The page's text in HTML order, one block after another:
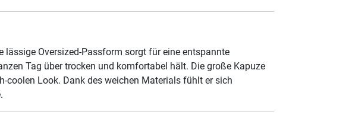
lässige Oversized-Passform sorgt für eine entspannte
Tag über trocken und komfortabel hält. Die große Kapuze
coolen Look. Dank des weichen Materials fühlt er sich